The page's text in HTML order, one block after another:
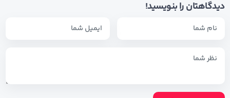
دیدگاهتان را بنویسید!